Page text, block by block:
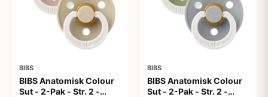
BIBS
BIBS Anatomisk Colour
Sut - 2-Pak - Str. 2 -
BIBS
BIBS Anatomisk Colour
Sut - 2-Pak - Str. 2 -